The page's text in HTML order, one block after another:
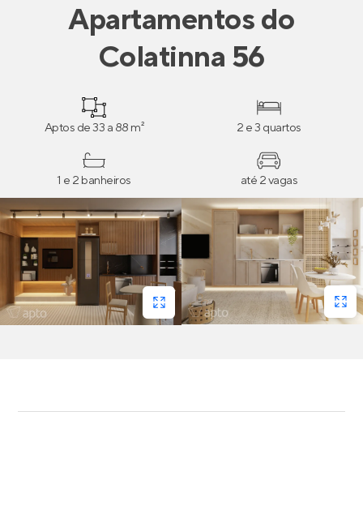
Apartamentosdo
Colatinna 56
Aptos de 33 a 88 m² 2 e 3 quartos
1 e 2 banheiros até 2 vagas